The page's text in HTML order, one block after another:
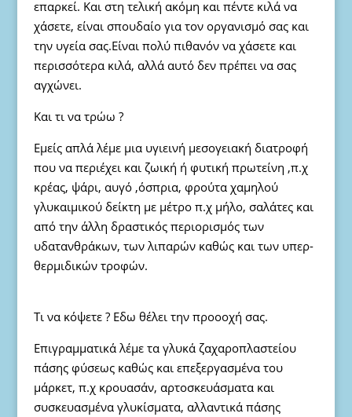
επαρκεί. Και στη τελική ακόμη και πέντε κιλά να
χάσετε, είναι σπουδαίο για τον οργανισμό σας και
την υγεία σας.Είναι πολύ πιθανόν να χάσετε και
περισσότερα κιλά, αλλά αυτό δεν πρέπει να σας
αγχώνει.
Και τι να τρώω ?
Εμείς απλά λέμε μια υγιεινή μεσογειακή διατροφή
που να περιέχει και ζωική ή φυτική πρωτείνη ,π.χ
κρέας, ψάρι, αυγό ,όσπρια, φρούτα χαμηλού
γλυκαιμικού δείκτη με μέτρο π.χ μήλο, σαλάτες και
από την άλλη δραστικός περιορισμός των
υδατανθράκων, των λιπαρών καθώς και των υπερ-
θερμιδικών τροφών.
Τι να κόψετε ? Εδω θέλει την προοοχή σας.
Επιγραμματικά λέμε τα γλυκά ζαχαροπλαστείου
πάσης φύσεως καθώς και επεξεργασμένα του
μάρκετ, π.χ κρουασάν, αρτοσκευάσματα και
συσκευασμένα γλυκίσματα, αλλαντικά πάσης